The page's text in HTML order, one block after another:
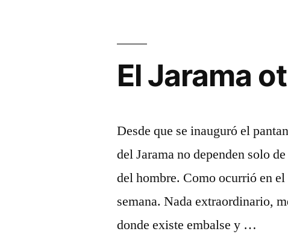
El Jarama
Desde que se inauguró el
del Jarama no dependen solo
del hombre. Como ocurrió en
semana. Nada extraordinario,
donde existe embalse y …